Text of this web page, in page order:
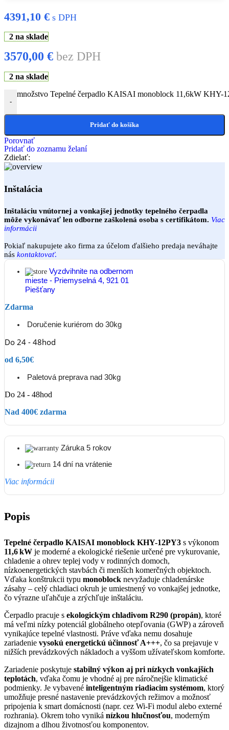
4391,10 € s DPH
2 na sklade
3570,00 € bez DPH
2 na sklade
-
množstvo Tepelné čerpadlo KAISAI monoblock 11,6kW KHY-
Pridať do košíka
Porovnať
Pridať do zoznamu želaní
Zdielať:
Inštalácia
Inštaláciu vnútornej a vonkajšej jednotky tepelného čerpadla
môže vykonávať len odborne zaškolená osoba s certifikátom. Viac
informácii
Pokiaľ nakupujete ako firma za účelom ďalšieho predaja neváhajte
nás kontaktovať.
Vyzdvihnite na odbernom
mieste - Priemyselná 4, 921 01
Piešťany
Zdarma
Doručenie kuriérom do 30kg
Do 24 - 48hod
od 6,50€
Paletová preprava nad 30kg
Do 24 - 48hod
Nad 400€ zdarma
Záruka 5 rokov
14 dní na vrátenie
Viac informácii
Popis
Tepelné čerpadlo KAISAI monoblock KHY-12PY3 s výkonom
11,6 kW je moderné a ekologické riešenie určené pre vykurovanie,
chladenie a ohrev teplej vody v rodinných domoch,
nízkoenergetických stavbách či menších komerčných objektoch.
Vďaka konštrukcii typu monoblock nevyžaduje chladenárske
zásahy – celý chladiaci okruh je umiestnený vo vonkajšej jednotke,
čo výrazne uľahčuje a zrýchľuje inštaláciu.
Čerpadlo pracuje s ekologickým chladivom R290 (propán), ktoré
má veľmi nízky potenciál globálneho otepľovania (GWP) a zároveň
vynikajúce tepelné vlastnosti. Práve vďaka nemu dosahuje
zariadenie vysokú energetickú účinnosť A+++, čo sa prejavuje v
nižších prevádzkových nákladoch a vyššom užívateľskom komforte.
Zariadenie poskytuje stabilný výkon aj pri nízkych vonkajších
teplotách, vďaka čomu je vhodné aj pre náročnejšie klimatické
podmienky. Je vybavené inteligentným riadiacim systémom, ktorý
umožňuje presné nastavenie prevádzkových režimov a možnosť
pripojenia k smart domácnosti (napr. cez Wi-Fi modul alebo externé
rozhrania). Okrem toho vyniká nízkou hlučnosťou, moderným
dizajnom a dlhou životnosťou komponentov.